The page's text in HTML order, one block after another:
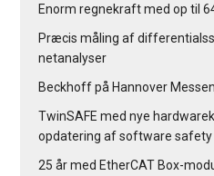
Enorm regnekraft med op til
Præcis måling af
netanalyser
Beckhoff på Hannover Messen
TwinSAFE med nye
opdatering af software safety
25 år med EtherCAT Box-